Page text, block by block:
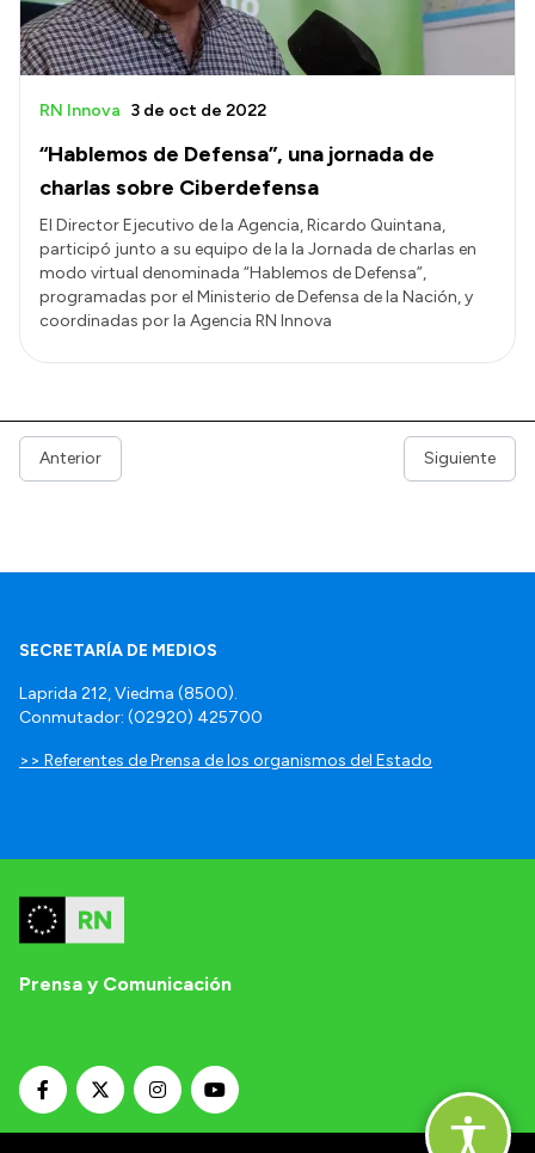
“Hablemos de Defensa”, una jornada de
charlas sobre Ciberdefensa
RN Innova 3 de oct de 2022
El Director Ejecutivo de la Agencia, Ricardo Quintana,
participó junto a su equipo de la la Jornada de charlas en
modo virtual denominada “Hablemos de Defensa”,
programadas por el Ministerio de Defensa de la Nación, y
coordinadas por la Agencia RN Innova
Anterior Siguiente
SECRETARÍA DE MEDIOS
Laprida 212, Viedma (8500).
Conmutador: (02920) 425700
>> Referentes de Prensa de los organismos del Estado
Prensa y Comunicación